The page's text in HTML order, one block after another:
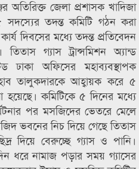
অতিরিক্ত জেলা প্রশাসক খাদিজা
সদস্যের তদন্ত কমিটি গঠন করা
দিবসের মধ্যে তদন্ত প্রতিবেদন
তিতাস গ্যাস ট্রান্সমিশন অ্যান্ড
ঢাকা অফিসের মহাব্যবস্থাপক
তালুকদারকে আহ্বায়ক করে ৫
কমিটিকে ৫ দিনের মধ্যে
পর মসজিদের ভেতরে মেলে
ভবনের নিচ দিয়ে গেছে তিতাস
দিয়ে বেরুচ্ছে গ্যাস ও পানি।
ধরে নামাজ পড়ার সময় গ্যাসের